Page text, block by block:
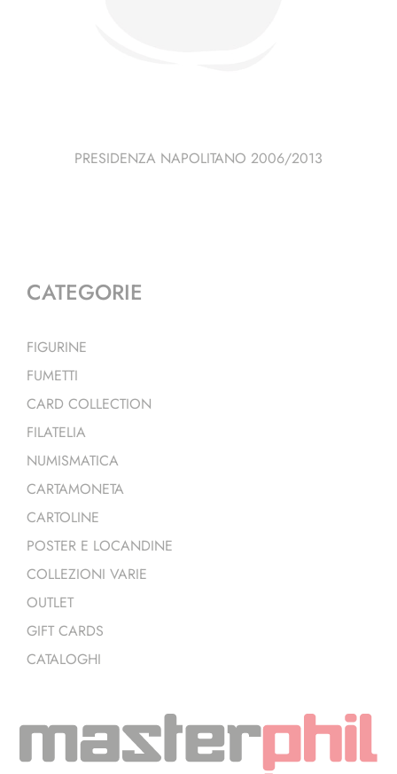
PRESIDENZA NAPOLITANO 2006/2013
CATEGORIE
FIGURINE
FUMETTI
CARD COLLECTION
FILATELIA
NUMISMATICA
CARTAMONETA
CARTOLINE
POSTER E LOCANDINE
COLLEZIONI VARIE
OUTLET
GIFT CARDS
CATALOGHI